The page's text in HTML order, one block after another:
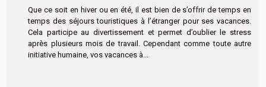
Que ce soit en hiver ou en été, il est bien de s’offrir de temps en
temps des séjours touristiques à l’étranger pour ses vacances.
Cela participe au divertissement et permet d’oublier le stress
après plusieurs mois de travail. Cependant comme toute autre
initiative humaine, vos vacances à...